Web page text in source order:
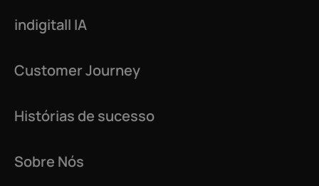
indigitall IA
Customer Journey
Histórias de sucesso
Sobre Nós